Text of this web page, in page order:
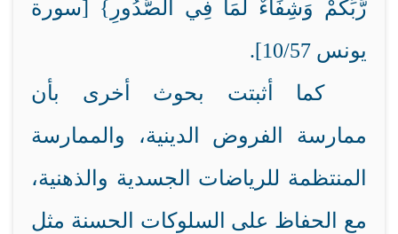
رَّبِّكُمْ وَشِفَاءٌ لِّمَا فِي الصُّدُورِ} [سورة
يونس 10/57].
كما أثبتت بحوث أخرى بأن
ممارسة الفروض الدينية، والممارسة
المنتظمة للرياضات الجسدية والذهنية،
مع الحفاظ على السلوكات الحسنة مثل